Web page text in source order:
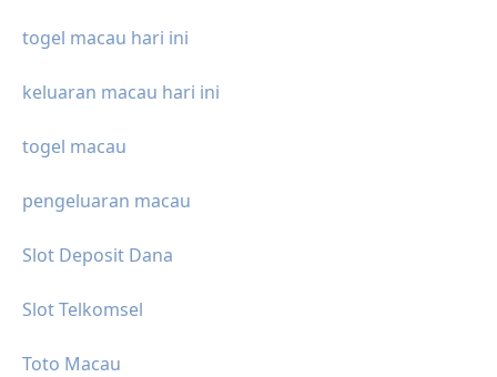
togel macau hari ini
keluaran macau hari ini
togel macau
pengeluaran macau
Slot Deposit Dana
Slot Telkomsel
Toto Macau